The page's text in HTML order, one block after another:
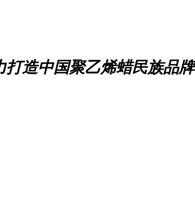
打造中国聚乙烯蜡民族品牌